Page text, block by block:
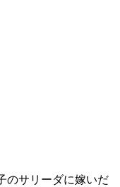
のサリーダに嫁いだ